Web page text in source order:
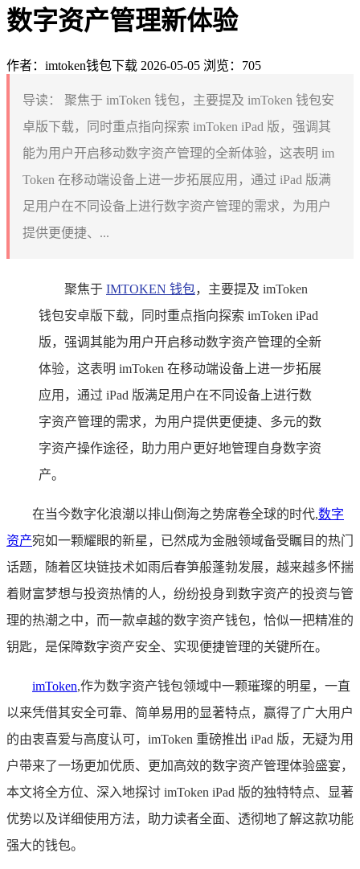
数字资产管理新体验
作者：imtoken钱包下载 2026-05-05 浏览：705
导读：
聚焦于 imToken 钱包，主要提及 imToken 钱包安
卓版下载，同时重点指向探索 imToken iPad 版，强调其
能为用户开启移动数字资产管理的全新体验，这表明 im
Token 在移动端设备上进一步拓展应用，通过 iPad 版满
足用户在不同设备上进行数字资产管理的需求，为用户
提供更便捷、...
聚焦于 IMTOKEN 钱包，主要提及 imToken
钱包安卓版下载，同时重点指向探索 imToken iPad
版，强调其能为用户开启移动数字资产管理的全新
体验，这表明 imToken 在移动端设备上进一步拓展
应用，通过 iPad 版满足用户在不同设备上进行数
字资产管理的需求，为用户提供更便捷、多元的数
字资产操作途径，助力用户更好地管理自身数字资
产。
在当今数字化浪潮以排山倒海之势席卷全球的时代,数字
资产宛如一颗耀眼的新星，已然成为金融领域备受瞩目的热门
话题，随着区块链技术如雨后春笋般蓬勃发展，越来越多怀揣
着财富梦想与投资热情的人，纷纷投身到数字资产的投资与管
理的热潮之中，而一款卓越的数字资产钱包，恰似一把精准的
钥匙，是保障数字资产安全、实现便捷管理的关键所在。
imToken,作为数字资产钱包领域中一颗璀璨的明星，一直
以来凭借其安全可靠、简单易用的显著特点，赢得了广大用户
的由衷喜爱与高度认可，imToken 重磅推出 iPad 版，无疑为用
户带来了一场更加优质、更加高效的数字资产管理体验盛宴，
本文将全方位、深入地探讨 imToken iPad 版的独特特点、显著
优势以及详细使用方法，助力读者全面、透彻地了解这款功能
强大的钱包。